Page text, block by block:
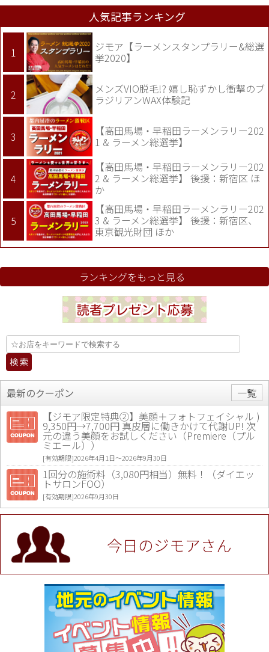
人気記事ランキング
ジモア【ラーメンスタンプラリー&総選
挙2020】
メンズVIO脱毛!? 嬉し恥ずかし衝撃のブ
ラジリアンWAX体験記
【高田馬場・早稲田ラーメンラリー202
1 & ラーメン総選挙】
【高田馬場・早稲田ラーメンラリー202
2 & ラーメン総選挙】 後援：新宿区 ほ
か
【高田馬場・早稲田ラーメンラリー202
3 & ラーメン総選挙】 後援：新宿区、
東京観光財団 ほか
ランキングをもっと見る
最新のクーポン
一覧
【ジモア限定特典②】美顔＋フォトフェイシャル )
9,350円→7,700円 真皮層に働きかけて代謝UP! 次
元の違う美顔をお試しください（Premiere（プル
ミエール））
[有効期限]2026年4月1日〜2026年9月30日
1回分の施術料（3,080円相当）無料！（ダイエッ
トサロンFOO）
[有効期限]2026年9月30日
値段提示後「ジモア見た」で更に買い取り金額 U
P！※チケットと新品商品は除く（大黒屋 高田馬場
駅前店）
[有効期限]2026年9月30日
★ジモア限定特典★ お会計より全品5％OFF（ナチ
ュラル＆ハンドメイドショップ［マキマキ］）
[有効期限]2026年9月30日まで
【ジモア限定①】初回割引 特価 VIO脱毛11,000円
⇒8,800円（メンズ専門ワックス脱毛サロン Mickle
（ミックル））
[有効期限]2026年9月30日
今日のジモアさん